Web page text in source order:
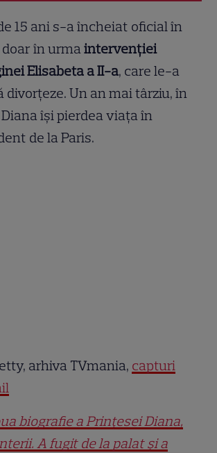
15 ani s-a încheiat oficial în
doar în urmaintervenției
Elisabeta a II-a, care le-a
divorțeze. Un an mai târziu, în
își pierdea viața în
de la Paris.
arhiva TVmania, capturi
biografie a Prințesei Diana,
A fugit de la palat și a